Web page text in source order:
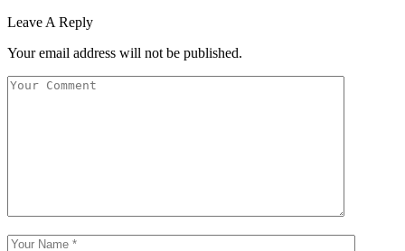
Leave A Reply
Your email address will not be published.